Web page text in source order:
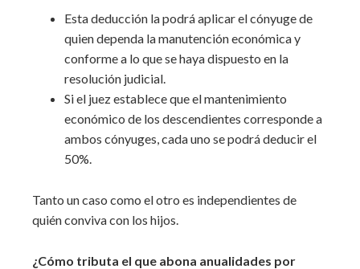
Esta deducción la podrá aplicar el cónyuge de
quien dependa la manutención económica y
conforme a lo que se haya dispuesto en la
resolución judicial.
Si el juez establece que el mantenimiento
económico de los descendientes corresponde a
ambos cónyuges, cada uno se podrá deducir el
50%.
Tanto un caso como el otro es independientes de
quién conviva con los hijos.
¿Cómo tributa el que abona anualidades por